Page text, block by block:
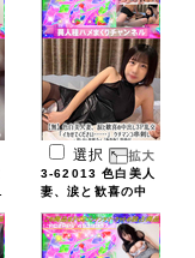
選択
3-62013 色白美人
妻、涙と歓喜の中